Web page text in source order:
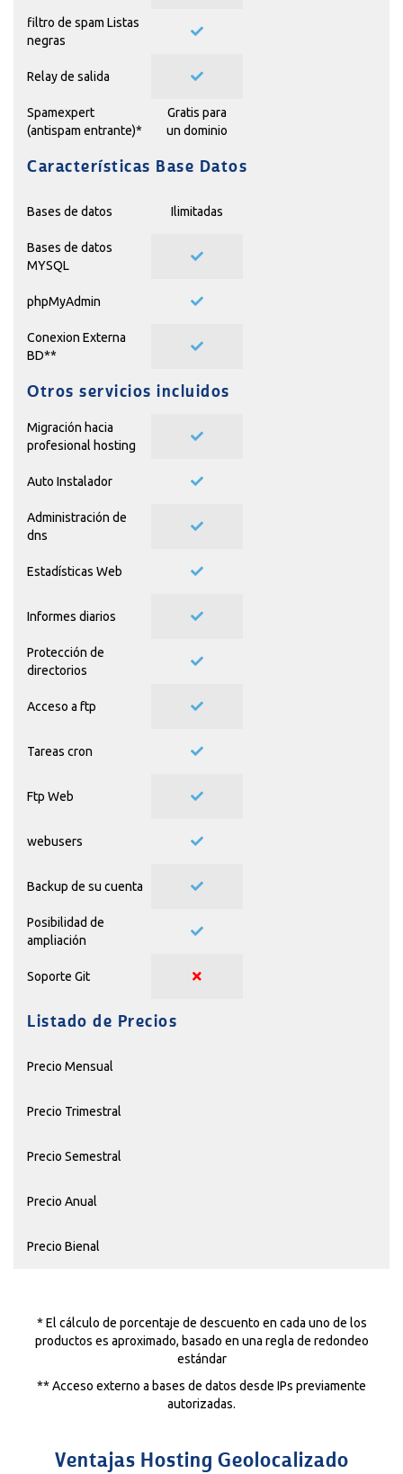
filtro de spam Listas
negras
Relay de salida
Spamexpert
(antispam entrante)*
Gratis para
un dominio
Características Base Datos
Bases de datos Ilimitadas
Bases de datos
MYSQL
phpMyAdmin
Conexion Externa
BD**
Otros servicios incluidos
Migración hacia
profesional hosting
Auto Instalador
Administración de
dns
Estadísticas Web
Informes diarios
Protección de
directorios
Acceso a ftp
Tareas cron
Ftp Web
webusers
Backup de su cuenta
Posibilidad de
ampliación
Soporte Git
Listado de Precios
Precio Mensual
Precio Trimestral
Precio Semestral
Precio Anual
Precio Bienal
* El cálculo de porcentaje de descuento en cada uno de los
productos es aproximado, basado en una regla de redondeo
estándar
** Acceso externo a bases de datos desde IPs previamente
autorizadas.
Ventajas Hosting Geolocalizado